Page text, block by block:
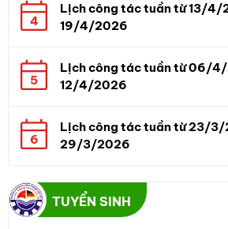
4
Lịch công tác tuần từ 13/4/
19/4/2026
5
Lịch công tác tuần từ 06/
12/4/2026
6
Lịch công tác tuần từ 23/
29/3/2026
TUYỂN SINH